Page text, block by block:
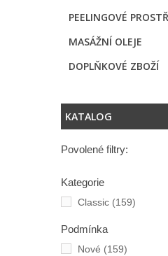
PEELINGOVÉ
MASÁŽNÍ OLEJE
DOPLŇKOVÉ ZBOŽÍ
KATALOG
Povolené filtry:
Kategorie
Classic (159)
Podmínka
Nové (159)